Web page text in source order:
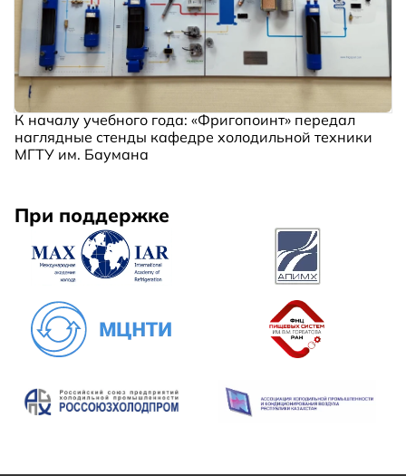
К началу учебного года: «Фригопоинт» передал
наглядные стенды кафедре холодильной техники
МГТУ им. Баумана
При поддержке